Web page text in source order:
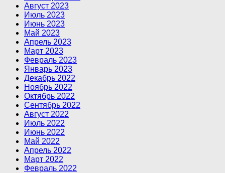
Август 2023
Июль 2023
Июнь 2023
Май 2023
Апрель 2023
Март 2023
Февраль 2023
Январь 2023
Декабрь 2022
Ноябрь 2022
Октябрь 2022
Сентябрь 2022
Август 2022
Июль 2022
Июнь 2022
Май 2022
Апрель 2022
Март 2022
Февраль 2022